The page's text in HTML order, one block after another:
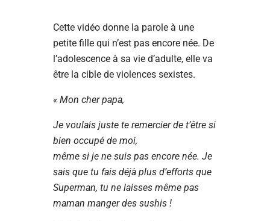
Cette vidéo donne la parole à une
petite fille qui n’est pas encore née. De
l’adolescence à sa vie d’adulte, elle va
être la cible de violences sexistes.
« Mon cher papa,
Je voulais juste te remercier de t’être si
bien occupé de moi,
même si je ne suis pas encore née. Je
sais que tu fais déjà plus d’efforts que
Superman, tu ne laisses même pas
maman manger des sushis !